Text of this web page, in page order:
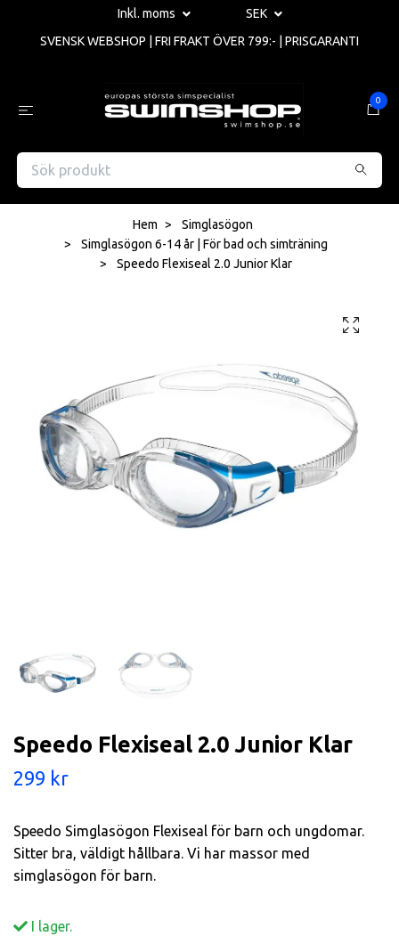
Inkl. moms
SEK
SVENSK WEBSHOP | FRI FRAKT ÖVER 799:- | PRISGARANTI
0
Hem
Simglasögon
Simglasögon 6-14 år | För bad och simträning
Speedo Flexiseal 2.0 Junior Klar
Speedo Flexiseal 2.0 Junior Klar
299 kr
Speedo Simglasögon Flexiseal för barn och ungdomar.
Sitter bra, väldigt hållbara. Vi har massor med
simglasögon för barn.
I lager.